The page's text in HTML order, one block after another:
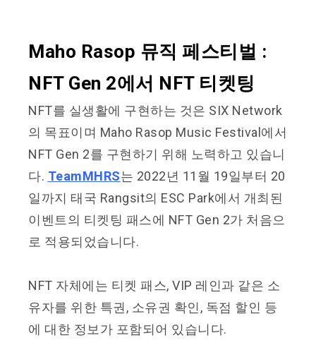
Maho Rasop 뮤직 페스티벌 :
NFT Gen 2에서 NFT 티켓팅
NFT를 실생활에 구현하는 것은 SIX Network
의 목표이며 Maho Rasop Music Festival에서
NFT Gen 2를 구현하기 위해 노력하고 있습니
다. TeamMHRS는 2022년 11월 19일부터 20
일까지 태국 Rangsit의 ESC Park에서 개최된
이벤트의 티켓팅 패스에 NFT Gen 2가 처음으
로 적용되었습니다.
NFT 자체에는 티켓 패스, VIP 레인과 같은 소
유자를 위한 특권, 소유권 확인, 독점 할인 등
에 대한 정보가 포함되어 있습니다.